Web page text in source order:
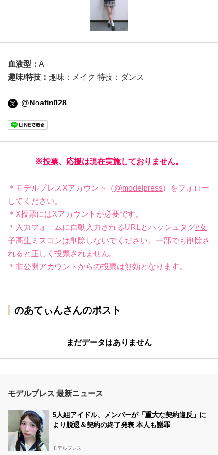
血液型： A
趣味/特技： 趣味：メイク 特技：ダンス
@Noatin028
※投票、応援は現在実施しておりません。
＊モデルプレスXアカウント（@modelpress）をフォロー
してください。
＊X投票にはXアカウントが必要です。
＊入力フォームに自動入力されるURLとハッシュタグ#女
子高生ミスコンは削除しないでください。一部でも削除さ
れると正しく投票されません。
＊非公開アカウントからの投票は無効となります。
のあてぃんさんのポスト
まだデータはありません
モデルプレス 最新ニュース
5人組アイドル、メンバーが「重大な契約違反」に
より脱退＆契約の終了発表 本人も謝罪
モデルプレス